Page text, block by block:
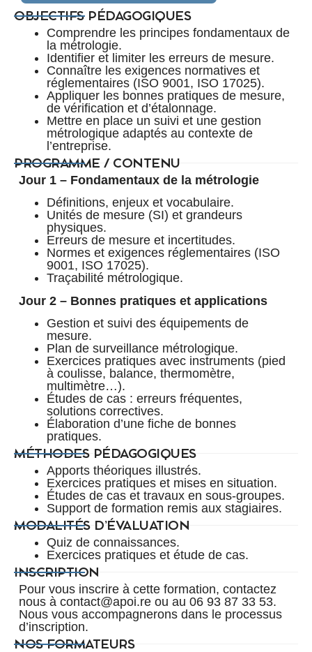
OBJECTIFS PÉDAGOGIQUES
Comprendre les principes fondamentaux de
la métrologie.
Identifier et limiter les erreurs de mesure.
Connaître les exigences normatives et
réglementaires (ISO 9001, ISO 17025).
Appliquer les bonnes pratiques de mesure,
de vérification et d’étalonnage.
Mettre en place un suivi et une gestion
métrologique adaptés au contexte de
l’entreprise.
PROGRAMME / CONTENU
Jour 1 – Fondamentaux de la métrologie
Définitions, enjeux et vocabulaire.
Unités de mesure (SI) et grandeurs
physiques.
Erreurs de mesure et incertitudes.
Normes et exigences réglementaires (ISO
9001, ISO 17025).
Traçabilité métrologique.
Jour 2 – Bonnes pratiques et applications
Gestion et suivi des équipements de
mesure.
Plan de surveillance métrologique.
Exercices pratiques avec instruments (pied
à coulisse, balance, thermomètre,
multimètre…).
Études de cas : erreurs fréquentes,
solutions correctives.
Élaboration d’une fiche de bonnes
pratiques.
MÉTHODES PÉDAGOGIQUES
Apports théoriques illustrés.
Exercices pratiques et mises en situation.
Études de cas et travaux en sous-groupes.
Support de formation remis aux stagiaires.
MODALITÉS D’ÉVALUATION
Quiz de connaissances.
Exercices pratiques et étude de cas.
INSCRIPTION
Pour vous inscrire à cette formation, contactez
nous à contact@apoi.re ou au 06 93 87 33 53.
Nous vous accompagnerons dans le processus
d’inscription.
NOS FORMATEURS